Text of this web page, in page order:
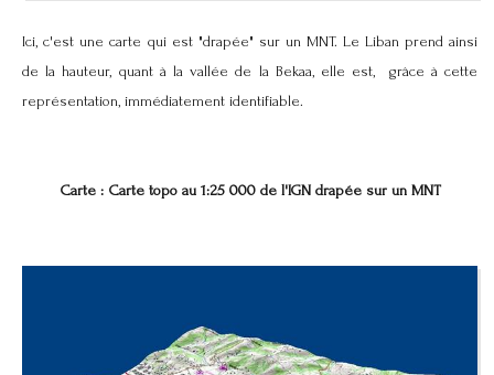
Ici, c'est une carte qui est "drapée" sur un MNT. Le Liban prend ainsi
de la hauteur, quant à la vallée de la Bekaa, elle est, grâce à cette
représentation, immédiatement identifiable.
Carte : Carte topo au 1:25 000 de l'IGN drapée sur un MNT